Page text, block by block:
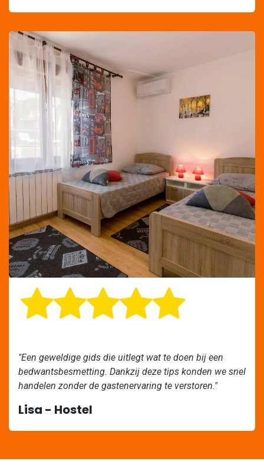
"Een geweldige gids die uitlegt wat te doen bij een
bedwantsbesmetting. Dankzij deze tips konden we snel
handelen zonder de gastenervaring te verstoren."
Lisa - Hostel